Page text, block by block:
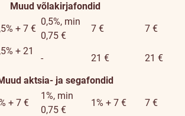
Muud võlakirjafondid
+ 7 €
0,5%, min
0,75 €
7 €
7 €
+ 21
- 21 €
21 €
aktsia- ja segafondid
+ 7 €
1%, min
0,75 €
1% + 7 €
7 €